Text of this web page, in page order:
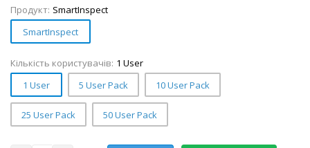
Продукт: SmartInspect
SmartInspect
Кількість користувачів: 1 User
1 User
5 User Pack 10 User Pack
25 User Pack 50 User Pack